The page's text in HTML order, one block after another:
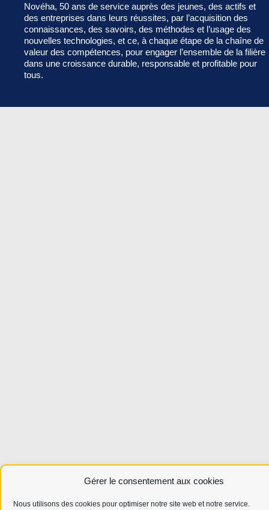
Gérer le consentement aux cookies
Nous utilisons des cookies pour optimiser notre site web et notre service.
Novéha, 50 ans de service auprès des jeunes, des actifs et
des entreprises dans leurs réussites, par l’acquisition des
connaissances, des savoirs, des méthodes et l’usage des
nouvelles technologies, et ce, à chaque étape de la chaîne de
valeur des compétences, pour engager l’ensemble de la filière
dans une croissance durable, responsable et profitable pour
tous.